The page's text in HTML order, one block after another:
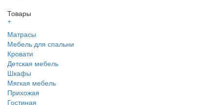
Товары
+
Матрасы
Мебель для спальни
Кровати
Детская мебель
Шкафы
Мягкая мебель
Прихожая
Гостиная